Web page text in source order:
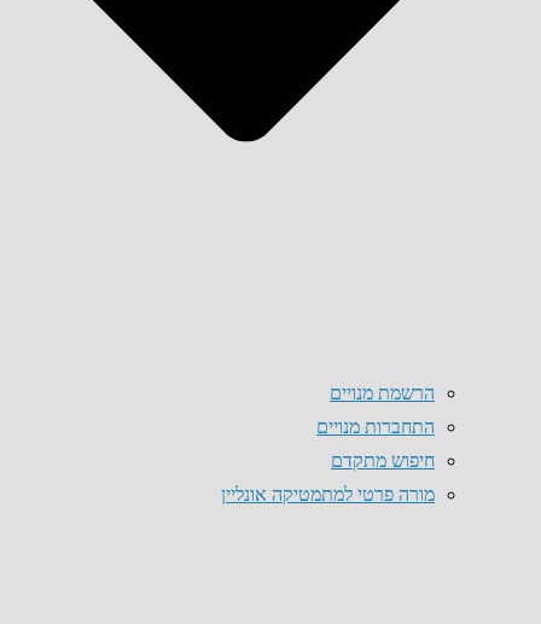
הרשמת מנויים
התחברות מנויים
חיפוש מתקדם
מורה פרטי למתמטיקה אונליין